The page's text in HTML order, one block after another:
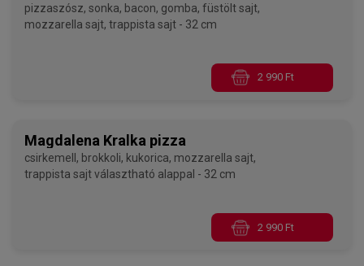
pizzaszósz, sonka, bacon, gomba, füstölt sajt,
mozzarella sajt, trappista sajt - 32 cm
2 990 Ft
Magdalena Kralka pizza
csirkemell, brokkoli, kukorica, mozzarella sajt,
trappista sajt választható alappal - 32 cm
2 990 Ft